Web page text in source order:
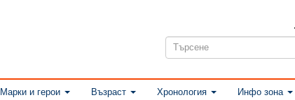
Марки и герои Възраст Хронология Инфо зона